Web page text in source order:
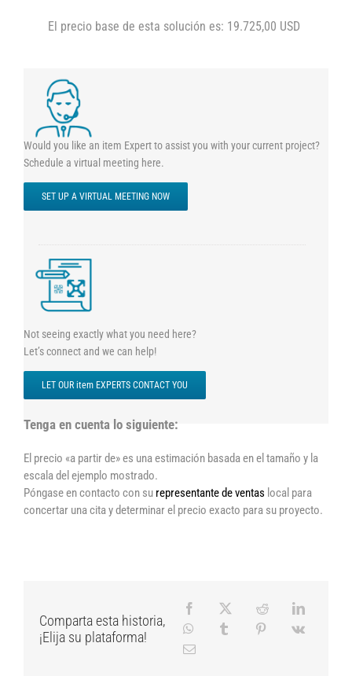
El precio base de esta solución es: 19.725,00 USD
Would you like an item Expert to assist you with your current project?
Schedule a virtual meeting here.
SET UP A VIRTUAL MEETING NOW
Not seeing exactly what you need here?
Let’s connect and we can help!
LET OUR item EXPERTS CONTACT YOU
Tenga en cuenta lo siguiente:
El precio «a partir de» es una estimación basada en el tamaño y la
escala del ejemplo mostrado.
Póngase en contacto con su representante de ventas local para
concertar una cita y determinar el precio exacto para su proyecto.
Comparta esta historia,
¡Elija su plataforma!